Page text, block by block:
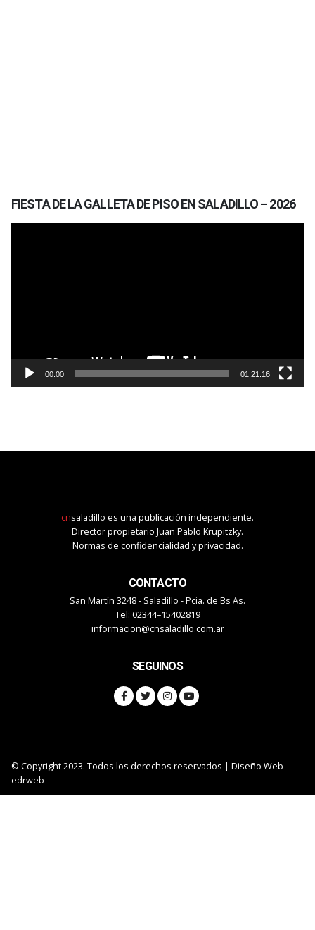
FIESTA DE LA GALLETA DE PISO EN SALADILLO – 2026
00:00 01:21:16
cnsaladillo es una publicación independiente.
Director propietario Juan Pablo Krupitzky.
Normas de confidencialidad y privacidad.
CONTACTO
San Martín 3248 - Saladillo - Pcia. de Bs As.
Tel: 02344–15402819
informacion@cnsaladillo.com.ar
SEGUINOS
© Copyright 2023. Todos los derechos reservados | Diseño Web -
edrweb